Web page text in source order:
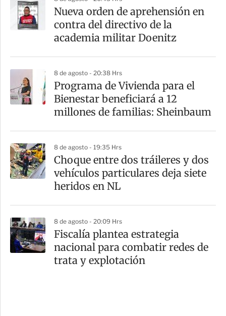
Nueva orden de aprehensión en
contra del directivo de la
academia militar Doenitz
8 de agosto - 20:38 Hrs
Programa de Vivienda para el
Bienestar beneficiará a 12
millones de familias: Sheinbaum
8 de agosto - 19:35 Hrs
Choque entre dos tráileres y dos
vehículos particulares deja siete
heridos en NL
8 de agosto - 20:09 Hrs
Fiscalía plantea estrategia
nacional para combatir redes de
trata y explotación